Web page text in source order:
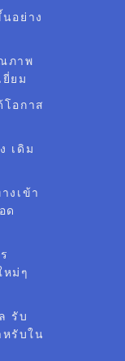
อย่าง
ภาพ
ยม
โอกาส
เดิม
งเข้า
ด
ม่ๆ
รับ
รับใน